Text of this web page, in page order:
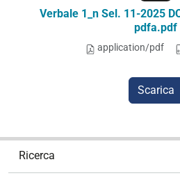
Verbale 1_n Sel. 11-2025
pdfa.pdf
application/pdf
Scarica
Ricerca